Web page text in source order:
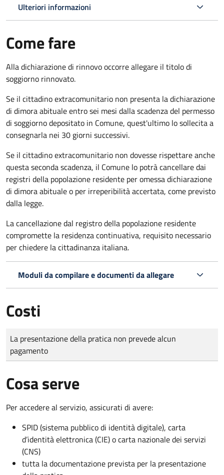
Ulteriori informazioni
Come fare
Alla dichiarazione di rinnovo occorre allegare il titolo di
soggiorno rinnovato.
Se il cittadino extracomunitario non presenta la dichiarazione
di dimora abituale entro sei mesi dalla scadenza del permesso
di soggiorno depositato in Comune, quest'ultimo lo sollecita a
consegnarla nei 30 giorni successivi.
Se il cittadino extracomunitario non dovesse rispettare anche
questa seconda scadenza, il Comune lo potrà cancellare dai
registri della popolazione residente per omessa dichiarazione
di dimora abituale o per irreperibilità accertata, come previsto
dalla legge.
La cancellazione dal registro della popolazione residente
compromette la residenza continuativa, requisito necessario
per chiedere la cittadinanza italiana.
Moduli da compilare e documenti da allegare
Costi
Tipo di pagamento
Importo
La presentazione della pratica non prevede alcun
pagamento
Cosa serve
Per accedere al servizio, assicurati di avere:
SPID (sistema pubblico di identità digitale), carta
d’identità elettronica (CIE) o carta nazionale dei servizi
(CNS)
tutta la documentazione prevista per la presentazione